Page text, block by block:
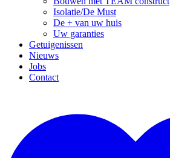
Isolatie/De Must
De + van uw huis
Uw garanties
Getuigenissen
Nieuws
Jobs
Contact